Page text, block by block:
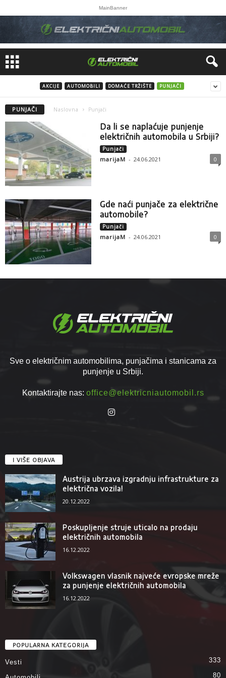
MainBanner
AKCIJE AUTOMOBILI DOMAĆE TRŽIŠTE PUNJAČI
PUNJAČI Naslovna Punjači
Da li se naplaćuje punjenje
električnih automobila u Srbiji?
Punjači
marijaM - 24.06.2021 0
Gde naći punjače za električne
automobile?
Punjači
marijaM - 24.06.2021 0
Sve o električnim automobilima, punjačima i stanicama za
punjenje u Srbiji.
Kontaktirajte nas: office@elektricniautomobil.rs
I VIŠE OBJAVA
Austrija ubrzava izgradnju infrastrukture za
električna vozila!
20.12.2022
Poskupljenje struje uticalo na prodaju
električnih automobila
16.12.2022
Volkswagen vlasnik najveće evropske mreže
za punjenje električnih automobila
16.12.2022
POPULARNA KATEGORIJA
Vesti 333
80